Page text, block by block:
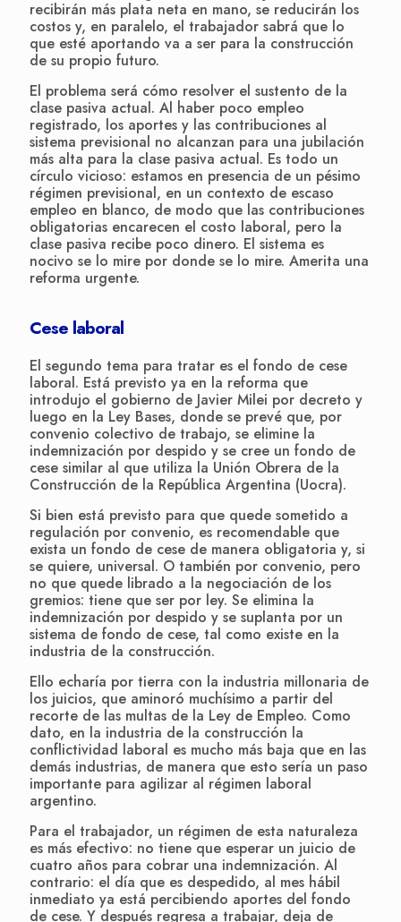
recibirán más plata neta en mano, se reducirán los
costos y, en paralelo, el trabajador sabrá que lo
que esté aportando va a ser para la construcción
de su propio futuro.
El problema será cómo resolver el sustento de la
clase pasiva actual. Al haber poco empleo
registrado, los aportes y las contribuciones al
sistema previsional no alcanzan para una jubilación
más alta para la clase pasiva actual. Es todo un
círculo vicioso: estamos en presencia de un pésimo
régimen previsional, en un contexto de escaso
empleo en blanco, de modo que las contribuciones
obligatorias encarecen el costo laboral, pero la
clase pasiva recibe poco dinero. El sistema es
nocivo se lo mire por donde se lo mire. Amerita una
reforma urgente.
Cese laboral
El segundo tema para tratar es el fondo de cese
laboral. Está previsto ya en la reforma que
introdujo el gobierno de Javier Milei por decreto y
luego en la Ley Bases, donde se prevé que, por
convenio colectivo de trabajo, se elimine la
indemnización por despido y se cree un fondo de
cese similar al que utiliza la Unión Obrera de la
Construcción de la República Argentina (Uocra).
Si bien está previsto para que quede sometido a
regulación por convenio, es recomendable que
exista un fondo de cese de manera obligatoria y, si
se quiere, universal. O también por convenio, pero
no que quede librado a la negociación de los
gremios: tiene que ser por ley. Se elimina la
indemnización por despido y se suplanta por un
sistema de fondo de cese, tal como existe en la
industria de la construcción.
Ello echaría por tierra con la industria millonaria de
los juicios, que aminoró muchísimo a partir del
recorte de las multas de la Ley de Empleo. Como
dato, en la industria de la construcción la
conflictividad laboral es mucho más baja que en las
demás industrias, de manera que esto sería un paso
importante para agilizar al régimen laboral
argentino.
Para el trabajador, un régimen de esta naturaleza
es más efectivo: no tiene que esperar un juicio de
cuatro años para cobrar una indemnización. Al
contrario: el día que es despedido, al mes hábil
inmediato ya está percibiendo aportes del fondo
de cese. Y después regresa a trabajar, deja de